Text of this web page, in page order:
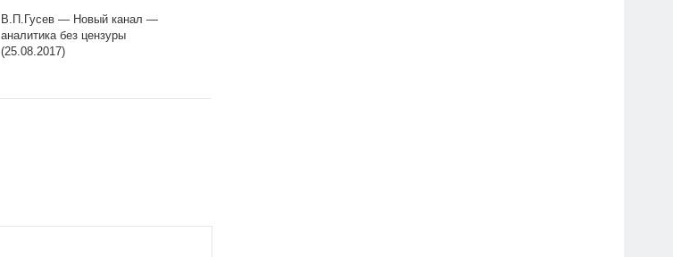
В.П.Гусев — Новый канал —
аналитика без цензуры
(25.08.2017)